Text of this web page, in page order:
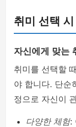
취미 선택
자신에게 맞는
취미를 선택할
야 합니다. 단순
정으로 자신이
다양한 체험: